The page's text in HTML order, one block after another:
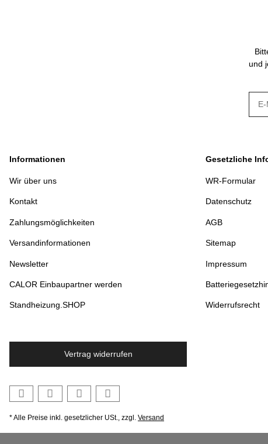
und
Informationen
Wir über uns
Kontakt
Zahlungsmöglichkeiten
Versandinformationen
Newsletter
CALOR Einbaupartner werden
Standheizung.SHOP
Gesetzliche
WR-Formular
Datenschutz
AGB
Sitemap
Impressum
Widerrufsrecht
Vertrag widerrufen
* Alle Preise inkl. gesetzlicher USt., zzgl. Versand